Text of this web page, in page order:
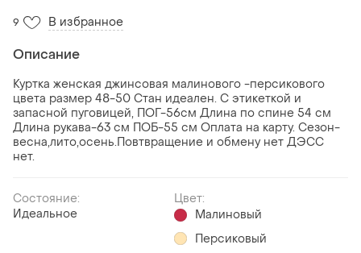
9 В избранное
Описание
Куртка женская джинсовая малинового -персикового
цвета размер 48-50 Стан идеален. С этикеткой и
запасной пуговицей, ПОГ-56см Длина по спине 54 см
Длина рукава-63 см ПОБ-55 см Оплата на карту. Сезон-
весна,лито,осень.Повтвращение и обмену нет ДЭСС
нет.
Состояние:
Идеальное
Цвет:
Малиновый
Персиковый